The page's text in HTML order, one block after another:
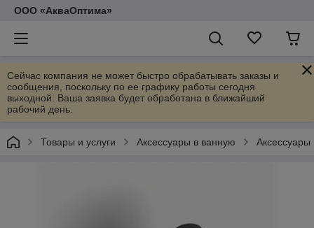
ООО «АкваОптима»
Сейчас компания не может быстро обрабатывать заказы и
сообщения, поскольку по ее графику работы сегодня
выходной. Ваша заявка будет обработана в ближайший
рабочий день.
Товары и услуги Аксессуары в ванную